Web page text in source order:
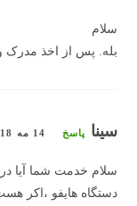
سلام
بله. پس از اخذ مدرک و
سینا پاسخ 14 مه 2018
سلام خدمت شما آیا
دستگاه هایفو ،اکر